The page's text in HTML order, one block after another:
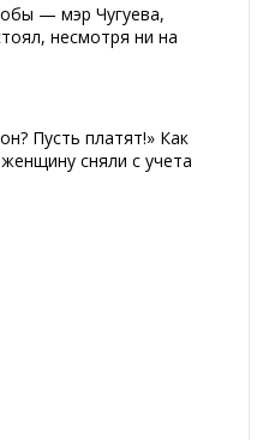
— мэр Чугуева,
несмотря ни на
Пусть платят!» Как
сняли с учета